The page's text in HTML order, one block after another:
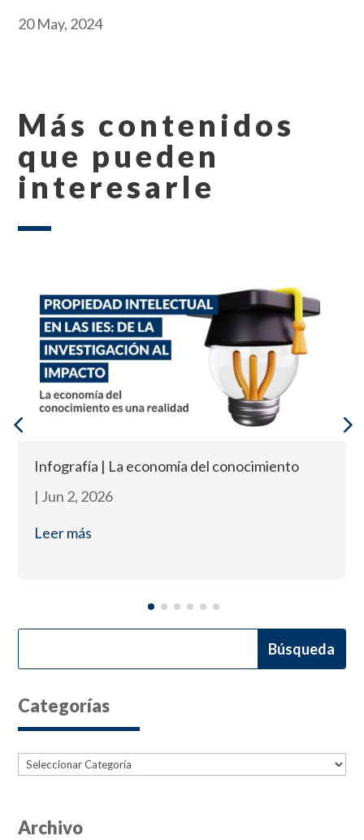
20 May, 2024
Más contenidos
que pueden
interesarle
Infografía | La economía del conocimiento
| Jun 2, 2026
Leer más
Categorías
Categorías
Archivo